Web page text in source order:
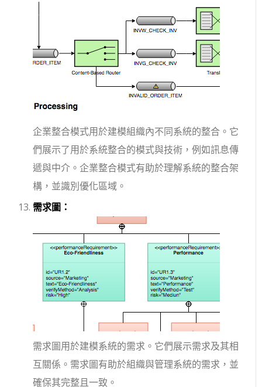
企業整合模式用於建模組織內不同系統的整合。它
們展示了用於系統整合的模式與技術，例如訊息傳
遞與中介。企業整合模式有助於理解系統的整合架
構，並識別優化區域。
需求圖：
需求圖用於建模系統的需求。它們展示需求及其相
互關係。需求圖有助於組織與管理系統的需求，並
確保其完整且一致。